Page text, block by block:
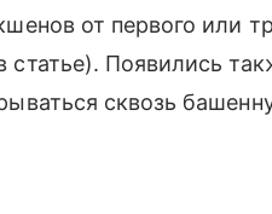
от первого или
Появились
сквозь